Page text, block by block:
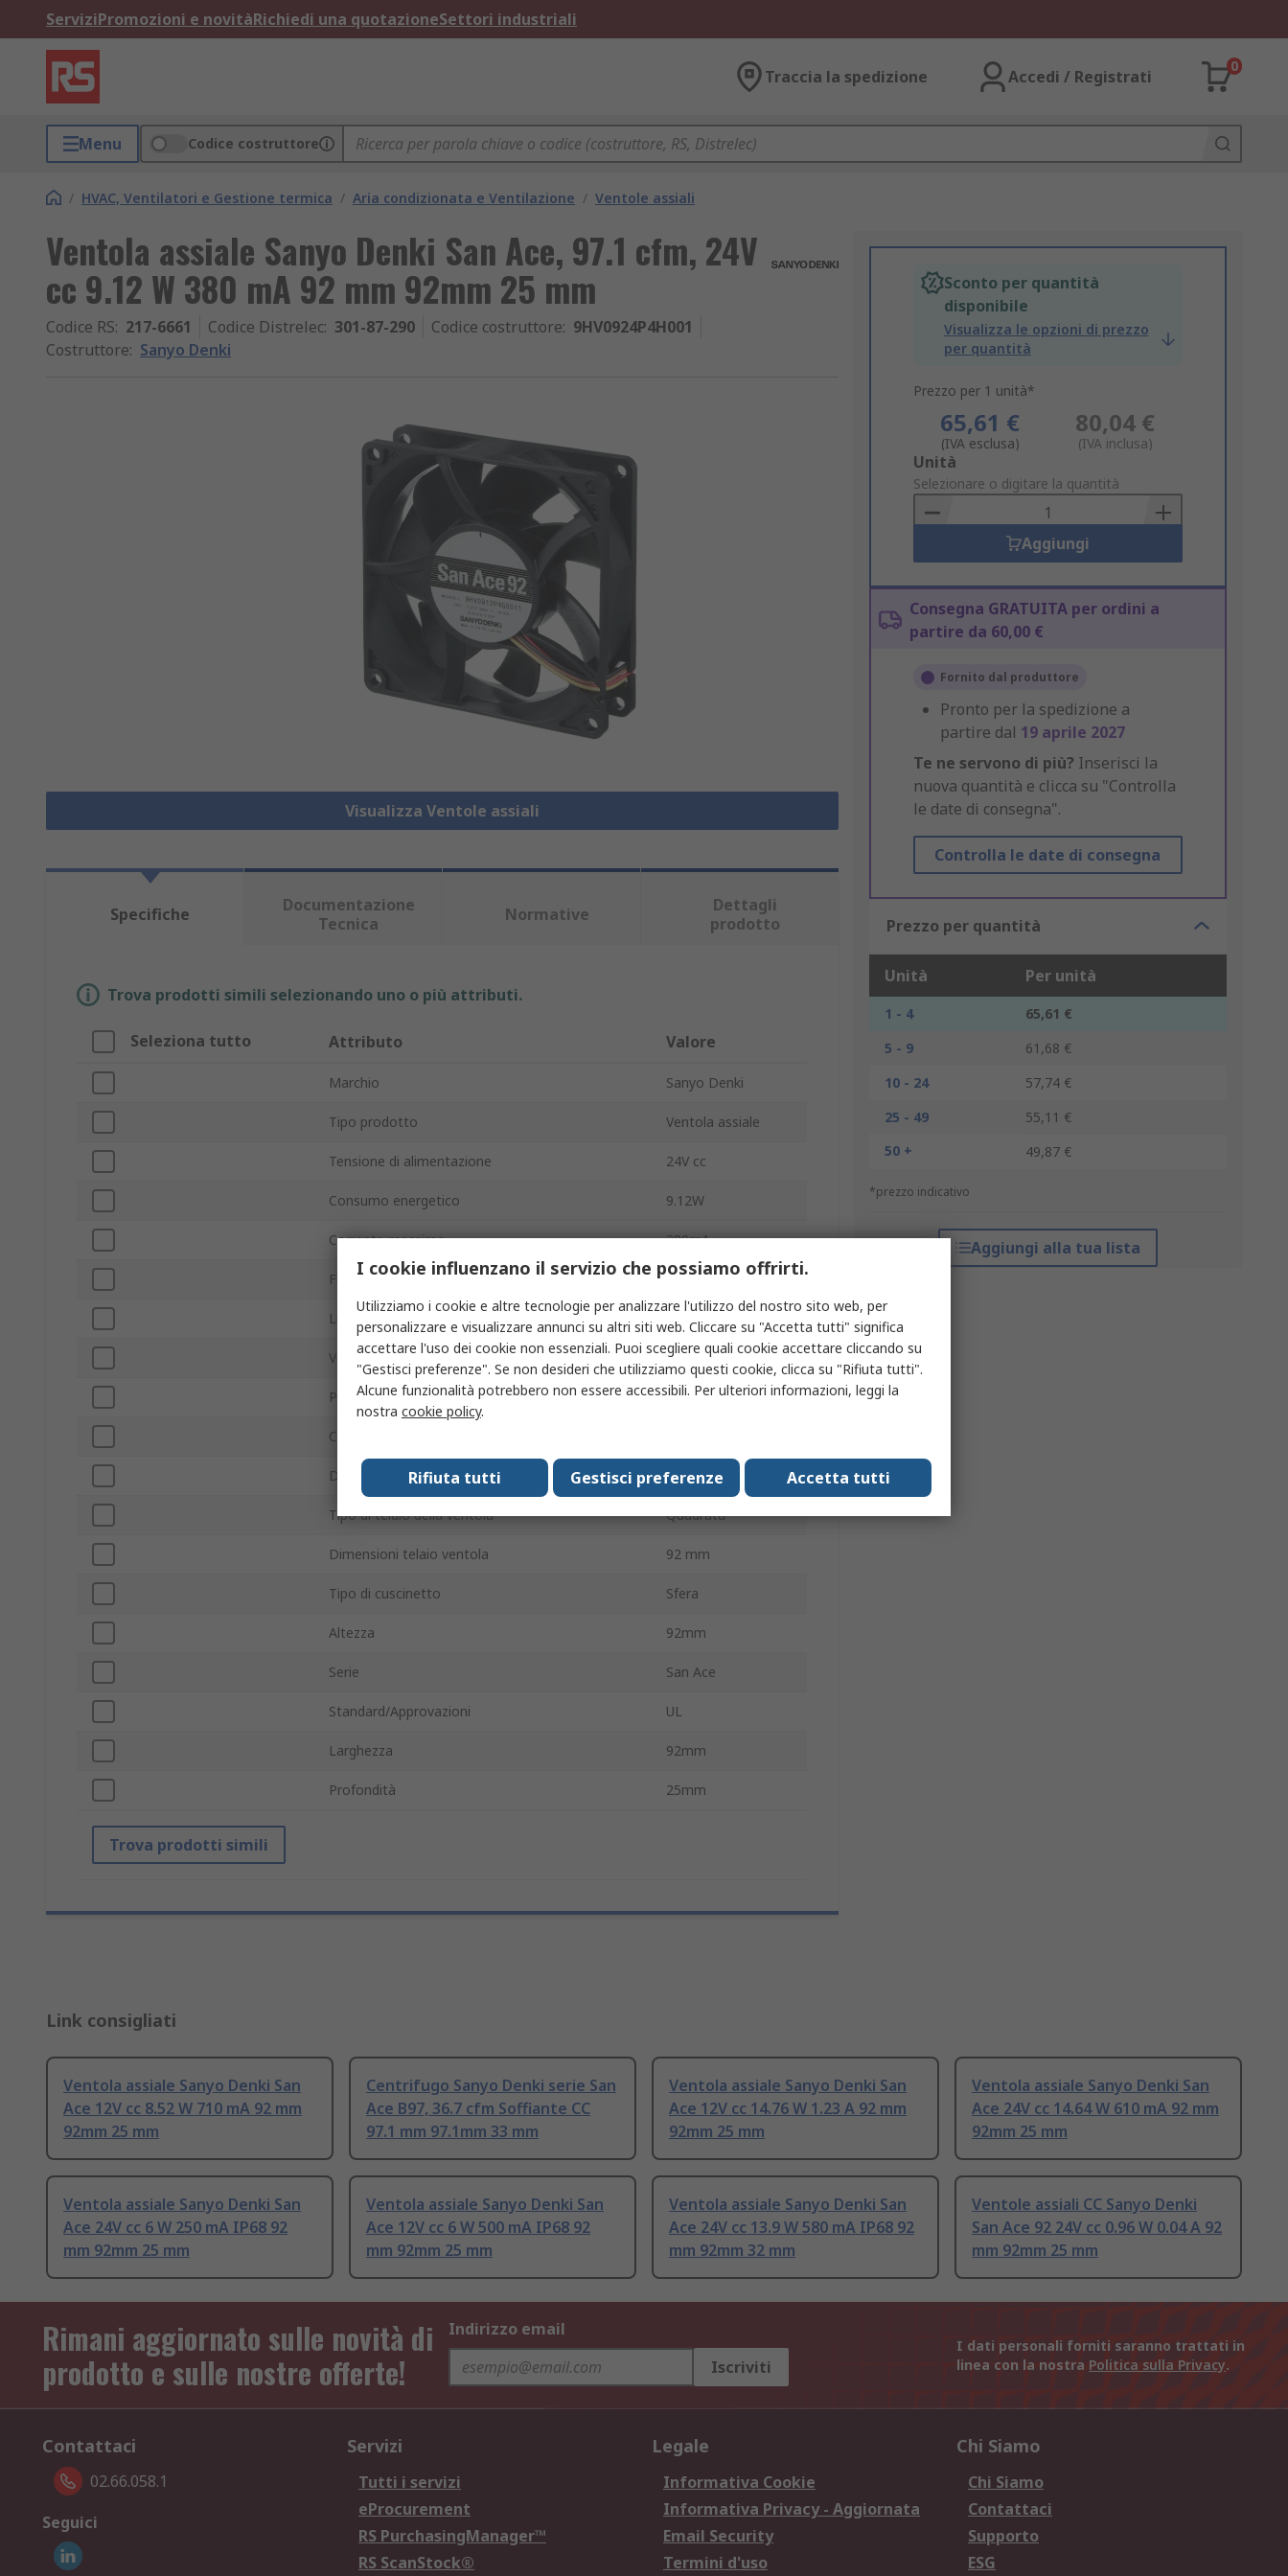
ServiziPromozioni e novitàRichiedi una quotazioneSettori industriali
Traccia la spedizione Accedi / Registrati
0
Menu Codice costruttore
/ HVAC, Ventilatori e Gestione termica / Aria condizionata e Ventilazione / Ventole assiali
Ventola assiale Sanyo Denki San Ace, 97.1 cfm, 24V
cc 9.12 W 380 mA 92 mm 92mm 25 mm
Codice RS: 217-6661 Codice Distrelec: 301-87-290 Codice costruttore: 9HV0924P4H001
Costruttore: Sanyo Denki
Visualizza Ventole assiali
Sconto per quantità
disponibile
Visualizza le opzioni di prezzo
per quantità
Prezzo per 1 unità*
65,61 €
(IVA esclusa)
80,04 €
(IVA inclusa)
Add
to
Basket
Unità
Selezionare o digitare la quantità
Aggiungi
Consegna GRATUITA per ordini a
partire da 60,00 €
Fornito dal produttore
Pronto per la spedizione a
partire dal 19 aprile 2027
Te ne servono di più? Inserisci la
nuova quantità e clicca su "Controlla
le date di consegna".
Controlla le date di consegna
Prezzo per quantità
Unità Per unità
1 - 4
65,61 €
5 - 9
61,68 €
10 - 24
57,74 €
25 - 49
55,11 €
50 +
49,87 €
*prezzo indicativo
Aggiungi alla tua lista
Specifiche
Documentazione
Tecnica
Normative
Dettagli
prodotto
Trova prodotti simili selezionando uno o più attributi.
Seleziona tutto Attributo Valore
Marchio Sanyo Denki
Tipo prodotto Ventola assiale
Tensione di alimentazione 24V cc
Consumo energetico 9.12W
Corrente massima 380mA
Flusso d'aria 97.1cfm
Livello rumore 52dB
Velocità ventola 6050giri/min
Profondità esterna 25mm
Con terminazione/senza terminazione
Direzione della curva Avanti
Tipo di telaio della ventola Quadrata
Dimensioni telaio ventola 92 mm
Tipo di cuscinetto Sfera
Altezza 92mm
Serie San Ace
Standard/Approvazioni UL
Larghezza 92mm
Profondità 25mm
Trova prodotti simili
Link consigliati
Ventola assiale Sanyo Denki San
Ace 12V cc 8.52 W 710 mA 92 mm
92mm 25 mm
Centrifugo Sanyo Denki serie San
Ace B97, 36.7 cfm Soffiante CC
97.1 mm 97.1mm 33 mm
Ventola assiale Sanyo Denki San
Ace 12V cc 14.76 W 1.23 A 92 mm
92mm 25 mm
Ventola assiale Sanyo Denki San
Ace 24V cc 14.64 W 610 mA 92 mm
92mm 25 mm
Ventola assiale Sanyo Denki San
Ace 24V cc 6 W 250 mA IP68 92
mm 92mm 25 mm
Ventola assiale Sanyo Denki San
Ace 12V cc 6 W 500 mA IP68 92
mm 92mm 25 mm
Ventola assiale Sanyo Denki San
Ace 24V cc 13.9 W 580 mA IP68 92
mm 92mm 32 mm
Ventole assiali CC Sanyo Denki
San Ace 92 24V cc 0.96 W 0.04 A 92
mm 92mm 25 mm
Rimani aggiornato sulle novità di
prodotto e sulle nostre offerte!
Indirizzo email
Iscriviti
I dati personali forniti saranno trattati in
linea con la nostra Politica sulla Privacy.
Contattaci
02.66.058.1
Seguici
Servizi
Tutti i servizi
eProcurement
RS PurchasingManager™
RS ScanStock®
Legale
Informativa Cookie
Informativa Privacy - Aggiornata
Email Security
Termini d'uso
Chi Siamo
Chi Siamo
Contattaci
Supporto
ESG
I cookie influenzano il servizio che possiamo offrirti.
Utilizziamo i cookie e altre tecnologie per analizzare l'utilizzo del nostro sito web, per
personalizzare e visualizzare annunci su altri siti web. Cliccare su "Accetta tutti" significa
accettare l'uso dei cookie non essenziali. Puoi scegliere quali cookie accettare cliccando su
"Gestisci preferenze". Se non desideri che utilizziamo questi cookie, clicca su "Rifiuta tutti".
Alcune funzionalità potrebbero non essere accessibili. Per ulteriori informazioni, leggi la
nostra cookie policy.
Accetta tutti
Gestisci preferenze
Rifiuta tutti